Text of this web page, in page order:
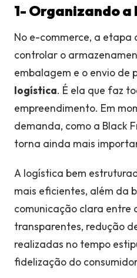
1- Organizando
No e-commerce, a etapa
controlar o
embalagem e o envio de
logística. É ela que faz
empreendimento. Em
demanda, como a Black
torna ainda mais
A logística bem
mais eficientes, além da
comunicação clara entre
transparentes, redução
realizadas no tempo
fidelização do